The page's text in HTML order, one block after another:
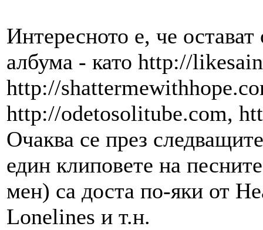
Интересното е, че
албума - като http://
http://
http://odetosolitube.com,
Очаква се през
един клиповете на
мен) са доста по-яки от
Lonelines и т.н.